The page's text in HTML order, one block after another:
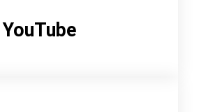
YouTube